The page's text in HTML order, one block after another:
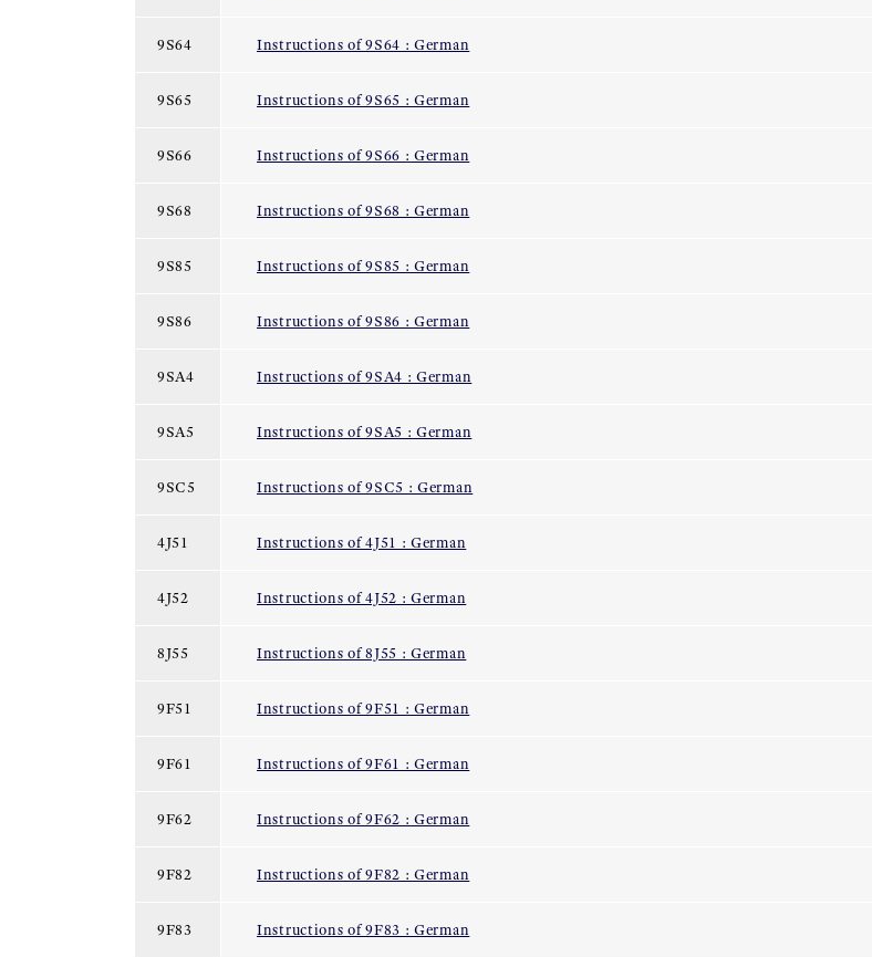
9S64 Instructions of 9S64 : German
9S65 Instructions of 9S65 : German
9S66 Instructions of 9S66 : German
9S68 Instructions of 9S68 : German
9S85 Instructions of 9S85 : German
9S86 Instructions of 9S86 : German
9SA4 Instructions of 9SA4 : German
9SA5 Instructions of 9SA5 : German
9SC5 Instructions of 9SC5 : German
4J51 Instructions of 4J51 : German
4J52 Instructions of 4J52 : German
8J55 Instructions of 8J55 : German
9F51 Instructions of 9F51 : German
9F61 Instructions of 9F61 : German
9F62 Instructions of 9F62 : German
9F82 Instructions of 9F82 : German
9F83 Instructions of 9F83 : German